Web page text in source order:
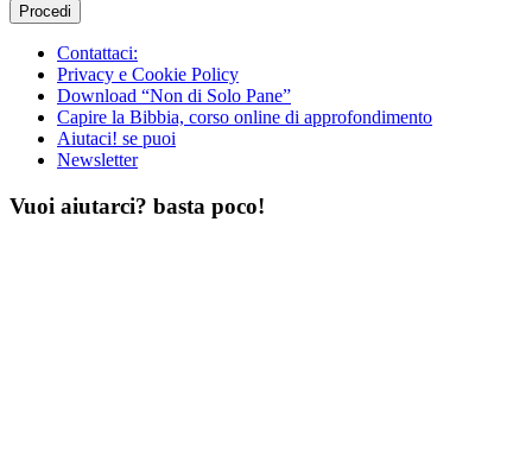
Contattaci:
Privacy e Cookie Policy
Download “Non di Solo Pane”
Capire la Bibbia, corso online di approfondimento
Aiutaci! se puoi
Newsletter
Vuoi aiutarci? basta poco!